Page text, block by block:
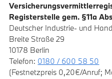
Registerstelle gem. §11a
Deutscher Industrie- und
Breite Straße 29
10178 Berlin
Telefon: 0180 / 600 58 50
(Festnetzpreis 0,20€/Anruf;